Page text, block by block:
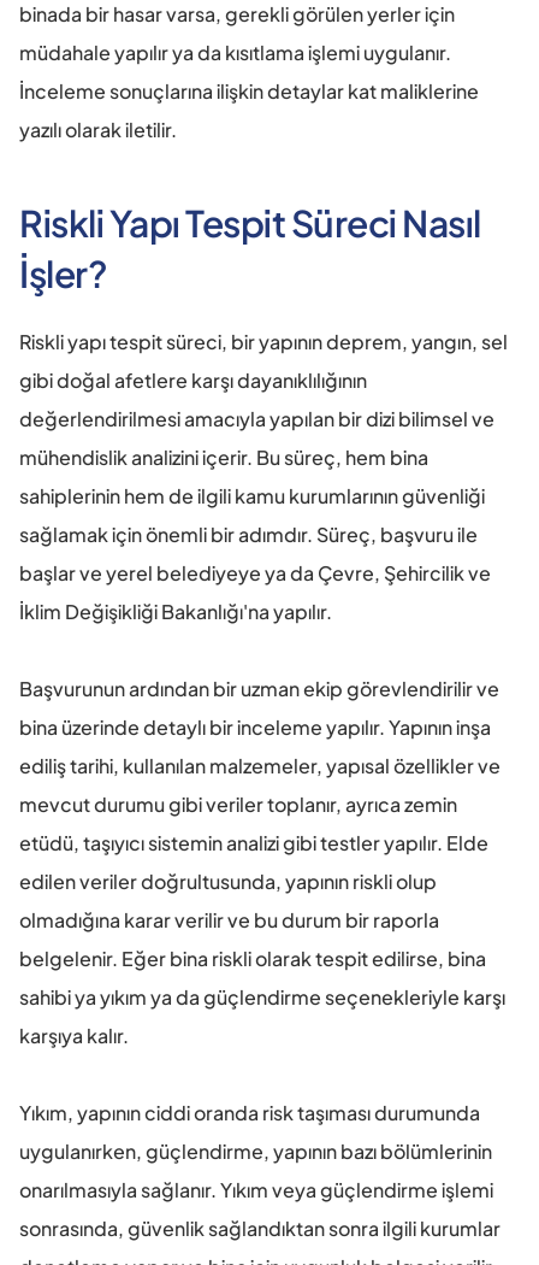
binada bir hasar varsa, gerekli görülen yerler için
müdahale yapılır ya da kısıtlama işlemi uygulanır.
İnceleme sonuçlarına ilişkin detaylar kat maliklerine
yazılı olarak iletilir.
Riskli Yapı Tespit Süreci Nasıl
İşler?
Riskli yapı tespit süreci, bir yapının deprem, yangın, sel
gibi doğal afetlere karşı dayanıklılığının
değerlendirilmesi amacıyla yapılan bir dizi bilimsel ve
mühendislik analizini içerir. Bu süreç, hem bina
sahiplerinin hem de ilgili kamu kurumlarının güvenliği
sağlamak için önemli bir adımdır. Süreç, başvuru ile
başlar ve yerel belediyeye ya da Çevre, Şehircilik ve
İklim Değişikliği Bakanlığı'na yapılır.
Başvurunun ardından bir uzman ekip görevlendirilir ve
bina üzerinde detaylı bir inceleme yapılır. Yapının inşa
ediliş tarihi, kullanılan malzemeler, yapısal özellikler ve
mevcut durumu gibi veriler toplanır, ayrıca zemin
etüdü, taşıyıcı sistemin analizi gibi testler yapılır. Elde
edilen veriler doğrultusunda, yapının riskli olup
olmadığına karar verilir ve bu durum bir raporla
belgelenir. Eğer bina riskli olarak tespit edilirse, bina
sahibi ya yıkım ya da güçlendirme seçenekleriyle karşı
karşıya kalır.
Yıkım, yapının ciddi oranda risk taşıması durumunda
uygulanırken, güçlendirme, yapının bazı bölümlerinin
onarılmasıyla sağlanır. Yıkım veya güçlendirme işlemi
sonrasında, güvenlik sağlandıktan sonra ilgili kurumlar